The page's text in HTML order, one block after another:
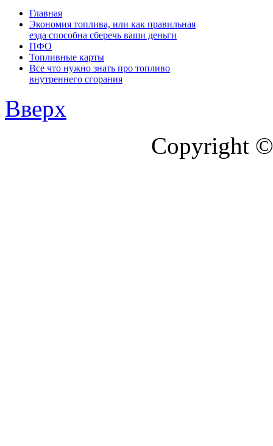
Главная
Экономия топлива, или как правильная
езда способна сберечь ваши деньги
ПФО
Топливные карты
Все что нужно знать про топливо
внутреннего сгорания
Вверх
Copyright